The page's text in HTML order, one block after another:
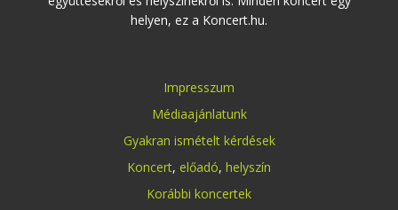
helyen, ez a Koncert.hu.
Impresszum
Médiaajánlatunk
Gyakran ismételt kérdések
Koncert, előadó, helyszín
Korábbi koncertek